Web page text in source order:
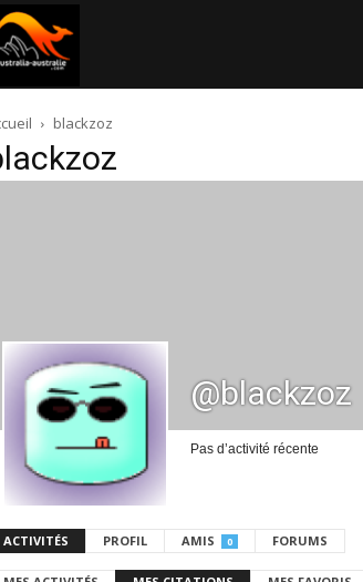
australie.com
blackzoz
@blackzoz
Pas d’activité récente
ACTIVITÉS PROFIL AMIS 0 FORUMS